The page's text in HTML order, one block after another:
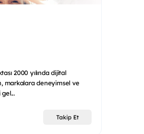
2000 yılında dijital
markalara deneyimsel ve
Takip Et